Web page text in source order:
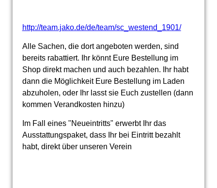
http://team.jako.de/de/team/sc_westend_1901/
Alle Sachen, die dort angeboten werden, sind
bereits rabattiert. Ihr könnt Eure Bestellung im
Shop direkt machen und auch bezahlen. Ihr habt
dann die Möglichkeit Eure Bestellung im Laden
abzuholen, oder Ihr lasst sie Euch zustellen (dann
kommen Verandkosten hinzu)
Im Fall eines "Neueintritts" erwerbt Ihr das
Ausstattungspaket, dass Ihr bei Eintritt bezahlt
habt, direkt über unseren Verein